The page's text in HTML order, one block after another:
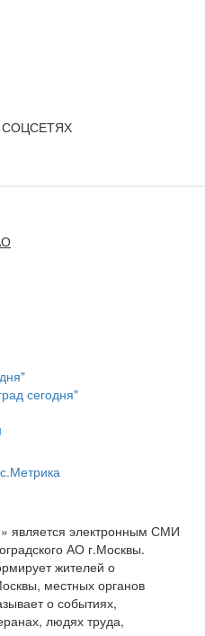
сегодня"
является электронным СМИ
АО г.Москвы.
жителей о
местных органов
о событиях,
людях труда,